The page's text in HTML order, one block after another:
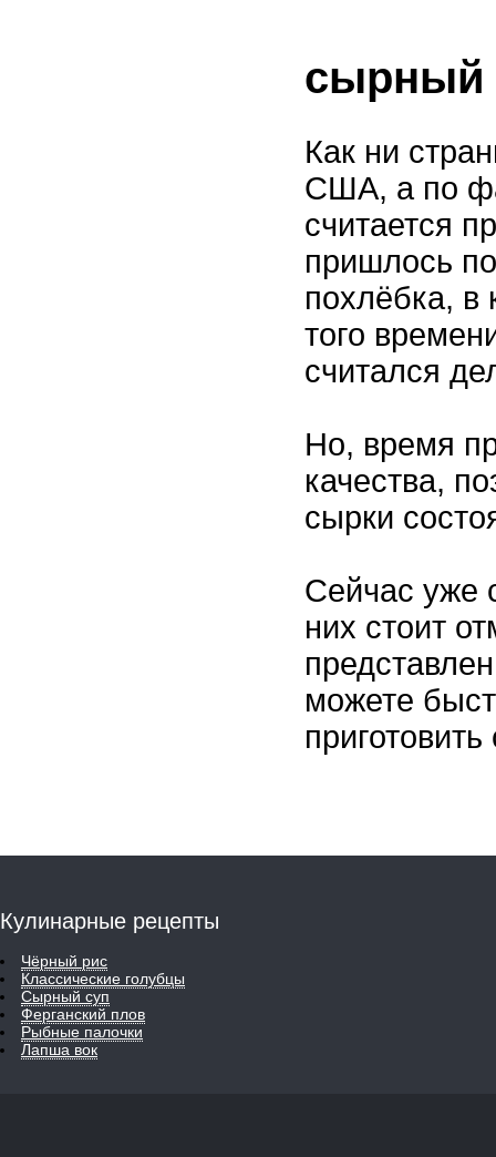
сырный
Как ни
США, а по
считается
пришлось
похлёбка, в
того
считался
Но, время
качества,
сырки
Сейчас уже
них стоит
можете
Кулинарные рецепты
Чёрный рис
Классические голубцы
Сырный суп
Ферганский плов
Рыбные палочки
Лапша вок